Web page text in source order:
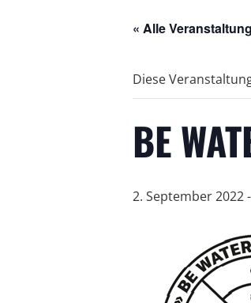
« Alle
Diese
BE
2. September 2022-